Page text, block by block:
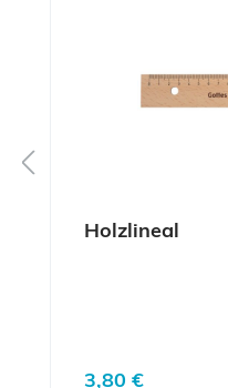
Holzlineal
Regulärer Preis:
3,80 €